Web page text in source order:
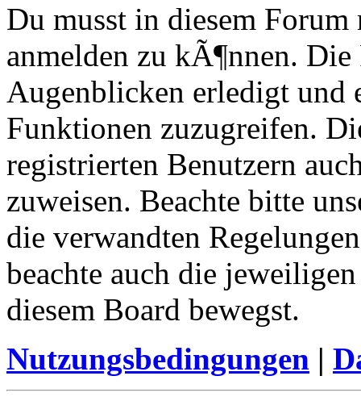
Du musst in diesem
anmelden zu kÃ¶nnen.
Augenblicken erledigt und
Funktionen zuzugreifen.
registrierten Benutzern
zuweisen. Beachte bitte
die verwandten
beachte auch die
diesem Board bewegst.
Nutzungsbedingungen |